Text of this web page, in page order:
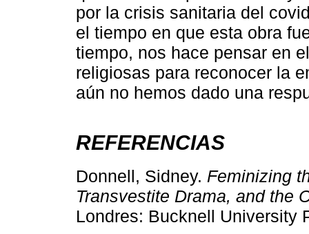
por la crisis sanitaria del
el tiempo en que esta obra
tiempo, nos hace pensar en
religiosas para reconocer la
aún no hemos dado una
REFERENCIAS
Donnell, Sidney. Feminizing
Transvestite Drama, and the
Londres: Bucknell University